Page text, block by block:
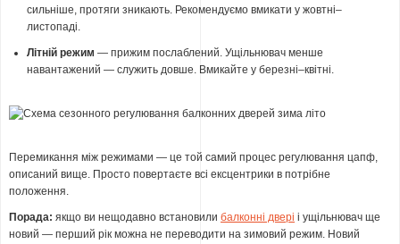
сильніше, протяги зникають. Рекомендуємо вмикати у жовтні–
листопаді.
Літній режим — прижим послаблений. Ущільнювач менше
навантажений — служить довше. Вмикайте у березні–квітні.
Перемикання між режимами — це той самий процес регулювання цапф,
описаний вище. Просто повертаєте всі ексцентрики в потрібне
положення.
Порада: якщо ви нещодавно встановили балконні двері і ущільнювач ще
новий — перший рік можна не переводити на зимовий режим. Новий